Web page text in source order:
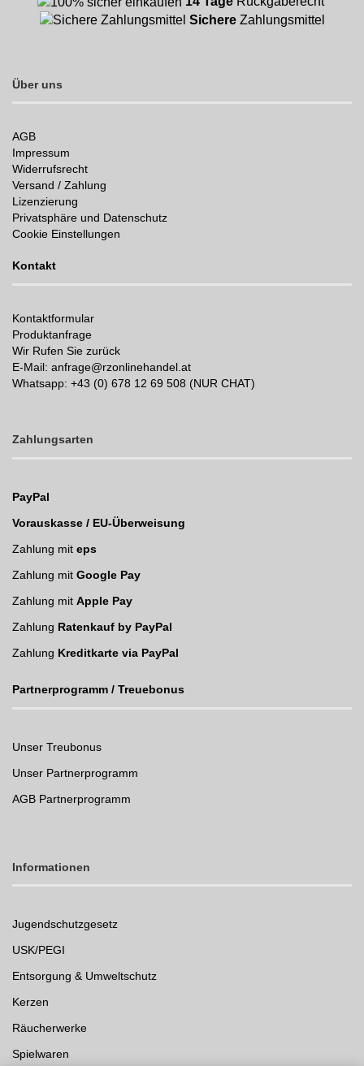
Sichere Zahlungsmittel
Über uns
AGB
Impressum
Widerrufsrecht
Versand / Zahlung
Lizenzierung
Privatsphäre und Datenschutz
Cookie Einstellungen
Kontakt
Kontaktformular
Produktanfrage
Wir Rufen Sie zurück
E-Mail: anfrage@rzonlinehandel.at
Whatsapp: +43 (0) 678 12 69 508 (NUR CHAT)
Zahlungsarten
PayPal
Vorauskasse / EU-Überweisung
Zahlung mit eps
Zahlung mit Google Pay
Zahlung mit Apple Pay
Zahlung Ratenkauf by PayPal
Zahlung Kreditkarte via PayPal
Partnerprogramm / Treuebonus
Unser Treubonus
Unser Partnerprogramm
AGB Partnerprogramm
Informationen
Jugendschutzgesetz
USK/PEGI
Entsorgung & Umweltschutz
Kerzen
Räucherwerke
Spielwaren